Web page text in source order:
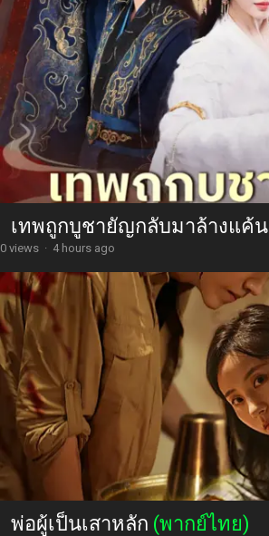
เทพถูกบูชายัญกลับมาล้างแค้น
0 views · 4 hours ago
พ่อผู้เป็นเสาหลัก (พากย์ไทย)